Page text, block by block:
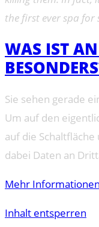
the first ever spa for
WAS IST
Sie sehen gerade
Um auf den
auf die
dabei Daten an
Mehr Informationen
Inhalt entsperren